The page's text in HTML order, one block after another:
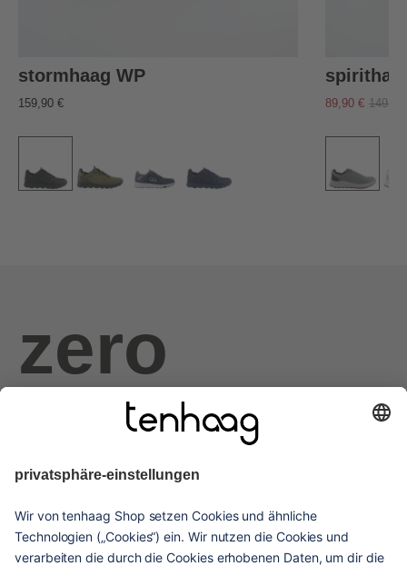
stormhaag WP
159,90 € 89,90 € 149,90
zero
haags
given